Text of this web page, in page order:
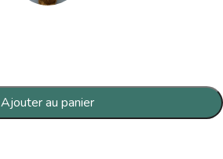
Ajouter au panier